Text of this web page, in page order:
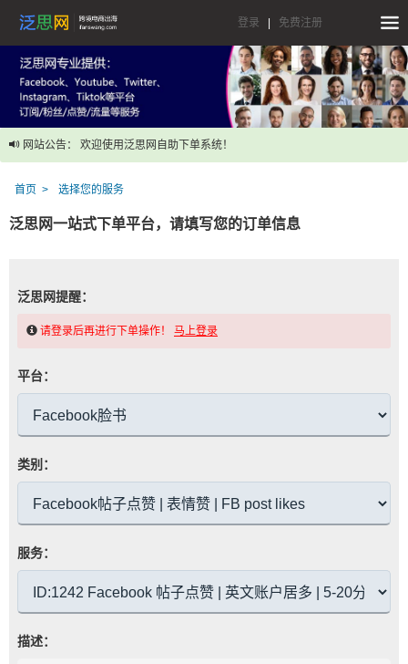
登录 免费注册
网站公告： 欢迎使用泛思网自助下单系统！
首页 选择您的服务
泛思网一站式下单平台，请填写您的订单信息
泛思网提醒：
请登录后再进行下单操作！ 马上登录
平台：
类别：
服务：
描述：